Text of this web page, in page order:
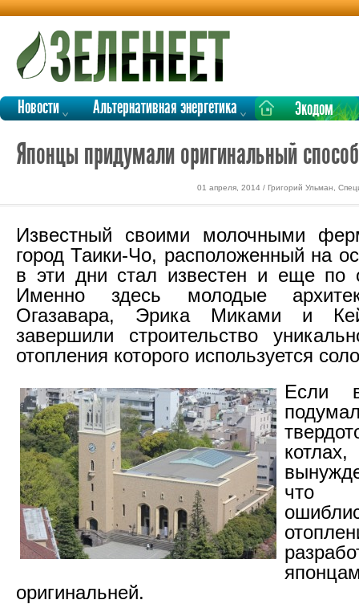
Новости Альтернативная энергетика Экодом
Японцы придумали оригинальный
01 апреля, 2014 / Григорий Ульман,
Известный своими молочными
город Таики-Чо, расположенный на
в эти дни стал известен и еще по
Именно здесь молодые
Огазавара, Эрика Миками и
завершили строительство
отопления которого используется
Если
что
оригинальней.